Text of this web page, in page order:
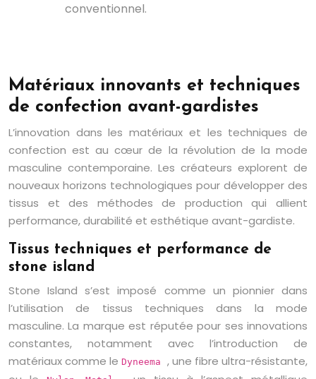
conventionnel.
Matériaux innovants et techniques
de confection avant-gardistes
L’innovation dans les matériaux et les techniques de
confection est au cœur de la révolution de la mode
masculine contemporaine. Les créateurs explorent de
nouveaux horizons technologiques pour développer des
tissus et des méthodes de production qui allient
performance, durabilité et esthétique avant-gardiste.
Tissus techniques et performance de
stone island
Stone Island s’est imposé comme un pionnier dans
l’utilisation de tissus techniques dans la mode
masculine. La marque est réputée pour ses innovations
constantes, notamment avec l’introduction de
matériaux comme leDyneema , une fibre ultra-résistante,